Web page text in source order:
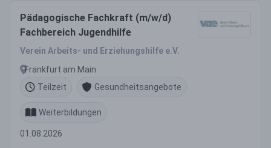
Pädagogische Fachkraft (m/w/d)
Fachbereich Jugendhilfe
Verein Arbeits- und Erziehungshilfe e.V.
Frankfurt am Main
Teilzeit
Gesundheitsangebote
Weiterbildungen
01.08.2026